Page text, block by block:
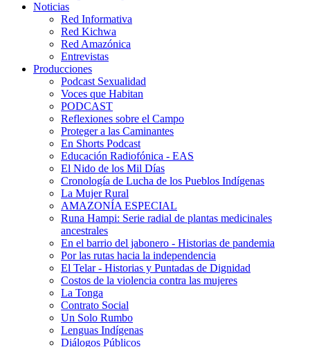
Noticias
Red Informativa
Red Kichwa
Red Amazónica
Entrevistas
Producciones
Podcast Sexualidad
Voces que Habitan
PODCAST
Reflexiones sobre el Campo
Proteger a las Caminantes
En Shorts Podcast
Educación Radiofónica - EAS
El Nido de los Mil Días
Cronología de Lucha de los Pueblos Indígenas
La Mujer Rural
AMAZONÍA ESPECIAL
Runa Hampi: Serie radial de plantas medicinales
ancestrales
En el barrio del jabonero - Historias de pandemia
Por las rutas hacia la independencia
El Telar - Historias y Puntadas de Dignidad
Costos de la violencia contra las mujeres
La Tonga
Contrato Social
Un Solo Rumbo
Lenguas Indígenas
Diálogos Públicos